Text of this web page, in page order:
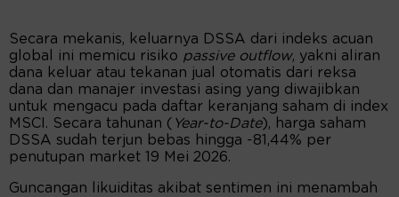
Secara mekanis, keluarnya DSSA dari indeks acuan
global ini memicu risiko passive outflow, yakni aliran
dana keluar atau tekanan jual otomatis dari reksa
dana dan manajer investasi asing yang diwajibkan
untuk mengacu pada daftar keranjang saham di index
MSCI. Secara tahunan ( Year-to-Date), harga saham
DSSA sudah terjun bebas hingga -81,44% per
penutupan market 19 Mei 2026.
Guncangan likuiditas akibat sentimen ini menambah